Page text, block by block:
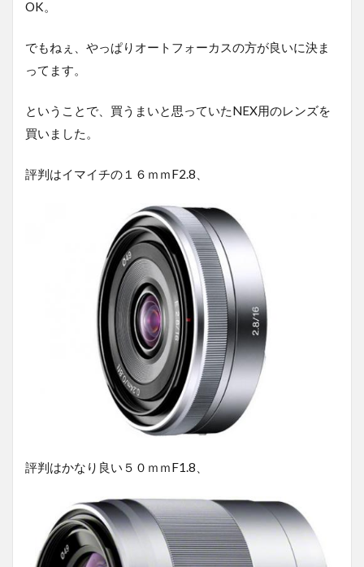
OK。
でもねぇ、やっぱりオートフォーカスの方が良いに決ま
ってます。
ということで、買うまいと思っていたNEX用のレンズを
買いました。
評判はイマイチの１６ｍｍF2.8、
評判はかなり良い５０ｍｍF1.8、